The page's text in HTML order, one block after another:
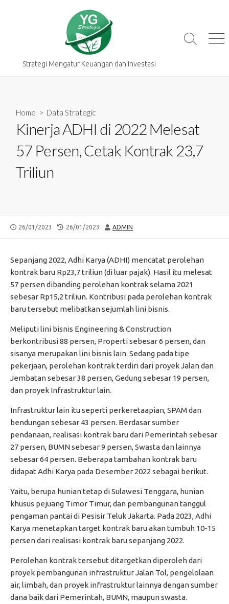
Strategi Mengatur Keuangan dan Investasi
Search
Home > Data Strategic
Kinerja ADHI di 2022 Melesat
57 Persen, Cetak Kontrak 23,7
Triliun
PUBLISHED
26/01/2023
LAST
26/01/2023 AUTHOR
ADMIN
Sepanjang 2022, Adhi Karya (ADHI) mencatat perolehan
kontrak baru Rp23,7 triliun (di luar pajak). Hasil itu melesat
57 persen dibanding perolehan kontrak selama 2021
sebesar Rp15,2 triliun. Kontribusi pada perolehan kontrak
baru tersebut melibatkan sejumlah lini bisnis.
Meliputi lini bisnis Engineering & Construction
berkontribusi 88 persen, Properti sebesar 6 persen, dan
sisanya merupakan lini bisnis lain. Sedang pada tipe
pekerjaan, perolehan kontrak terdiri dari proyek Jalan dan
Jembatan sebesar 38 persen, Gedung sebesar 19 persen,
dan proyek Infrastruktur lain.
Infrastruktur lain itu seperti perkeretaapian, SPAM dan
bendungan sebesar 43 persen. Berdasar sumber
pendanaan, realisasi kontrak baru dari Pemerintah sebesar
27 persen, BUMN sebesar 9 persen, Swasta dan lainnya
sebesar 64 persen. Beberapa tambahan kontrak baru
didapat Adhi Karya pada Desember 2022 sebagai berikut.
Yaitu, berupa hunian tetap di Sulawesi Tenggara, hunian
khusus pejuang Timor Timur, dan pembangunan tanggul
pengaman pantai di Pesisir Teluk Jakarta. Pada 2023, Adhi
Karya menetapkan target kontrak baru akan tumbuh 10-15
persen dari realisasi kontrak baru sepanjang 2022.
Perolehan kontrak tersebut ditargetkan diperoleh dari
proyek pembangunan infrastruktur Jalan Tol, pengelolaan
air, limbah, dan proyek infrastruktur lainnya dengan sumber
dana baik dari Pemerintah, BUMN, maupun swasta.